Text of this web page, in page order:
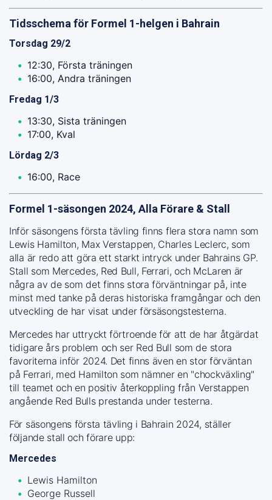
Tidsschema för Formel 1-helgen i Bahrain
Torsdag 29/2
12:30, Första träningen
16:00, Andra träningen
Fredag 1/3
13:30, Sista träningen
17:00, Kval
Lördag 2/3
16:00, Race
Formel 1-säsongen 2024, Alla Förare & Stall
Inför säsongens första tävling finns flera stora namn som
Lewis Hamilton, Max Verstappen, Charles Leclerc, som
alla är redo att göra ett starkt intryck under Bahrains GP.
Stall som Mercedes, Red Bull, Ferrari, och McLaren är
några av de som det finns stora förväntningar på, inte
minst med tanke på deras historiska framgångar och den
utveckling de har visat under försäsongstesterna.
Mercedes har uttryckt förtroende för att de har åtgärdat
tidigare års problem och ser Red Bull som de stora
favoriterna inför 2024. Det finns även en stor förväntan
på Ferrari, med Hamilton som nämner en "chockväxling"
till teamet och en positiv återkoppling från Verstappen
angående Red Bulls prestanda under testerna.
För säsongens första tävling i Bahrain 2024, ställer
följande stall och förare upp:
Mercedes
Lewis Hamilton
George Russell